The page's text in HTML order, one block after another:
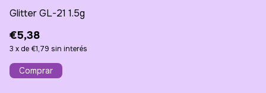
Glitter GL-21 1.5g
€5,38
3 x de €1,79 sin interés